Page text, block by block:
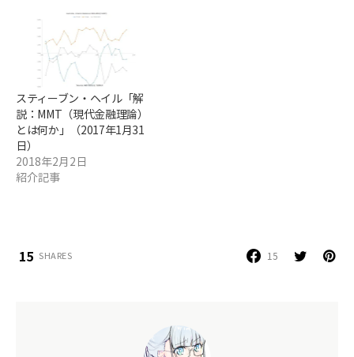
スティーブン・ヘイル「解
説：MMT（現代金融理論）
とは何か」（2017年1月31
日）
2018年2月2日
紹介記事
15 SHARES 15